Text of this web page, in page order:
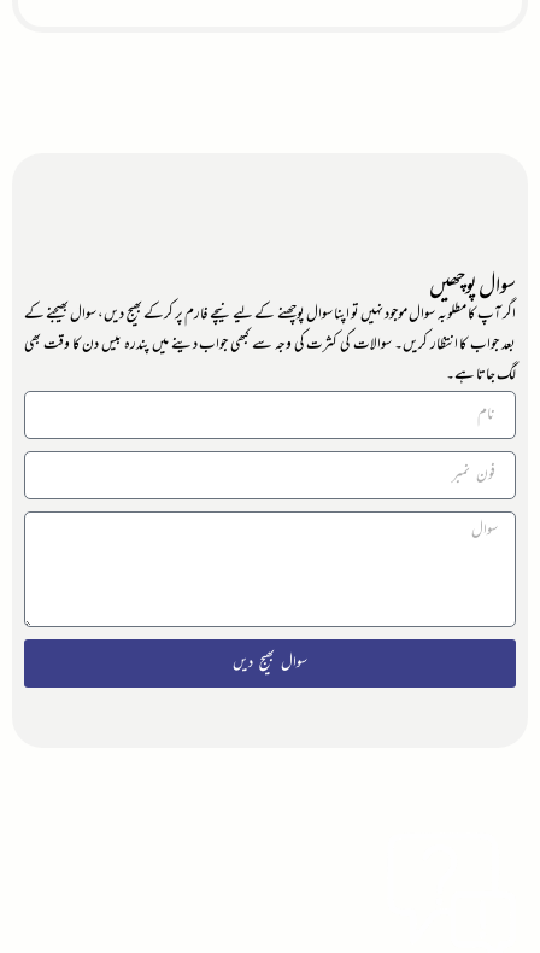
سوال پوچھیں
اگر آپ کا مطلوبہ سوال موجود نہیں تو اپنا سوال پوچھنے کے لیے نیچے فارم پر کرکے بھیج دیں، سوال بھیجنے کے
بعد جواب کا انتظار کریں۔ سوالات کی کثرت کی وجہ سے کبھی جواب دینے میں پندرہ بیس دن کا وقت بھی
لگ جاتا ہے۔
سوال بھیج دیں